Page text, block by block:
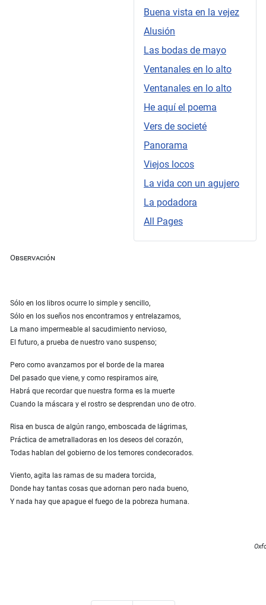
Buena vista en la vejez
Alusión
Las bodas de mayo
Ventanales en lo alto
Ventanales en lo alto
He aquí el poema
Vers de societé
Panorama
Viejos locos
La vida con un agujero
La podadora
All Pages
Observación
Sólo en los libros ocurre lo simple y sencillo,
Sólo en los sueños nos encontramos y entrelazamos,
La mano impermeable al sacudimiento nervioso,
El futuro, a prueba de nuestro vano suspenso;
Pero como avanzamos por el borde de la marea
Del pasado que viene, y como respiramos aire,
Habrá que recordar que nuestra forma es la muerte
Cuando la máscara y el rostro se desprendan uno de otro.
Risa en busca de algún rango, emboscada de lágrimas,
Práctica de ametralladoras en los deseos del corazón,
Todas hablan del gobierno de los temores condecorados.
Viento, agita las ramas de su madera torcida,
Donde hay tantas cosas que adornan pero nada bueno,
Y nada hay que apague el fuego de la pobreza humana.